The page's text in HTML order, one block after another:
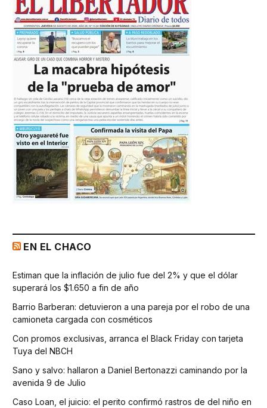
EN EL CHACO
Estiman que la inflación de julio fue del 2% y que el dólar
superará los $1.650 a fin de año
Barrio Barberan: detuvieron a una pareja por el robo de una
camioneta cargada con cosméticos
Con promos exclusivas, arranca el Black Friday con tarjeta
Tuya del NBCH
Sano y salvo: hallaron a Daniel Bertonazzi caminando por la
avenida 9 de Julio
Caso Loan, el juicio: el perito confirmó rastros de del niño en